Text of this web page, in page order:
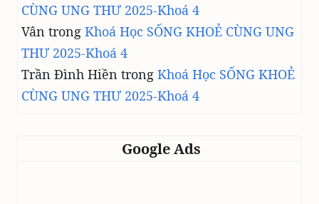
CÙNG UNG THƯ 2025-Khoá 4
Vân trong Khoá Học SỐNG KHOẺ CÙNG UNG
THƯ 2025-Khoá 4
Trần Đình Hiền trong Khoá Học SỐNG KHOẺ
CÙNG UNG THƯ 2025-Khoá 4
Google Ads